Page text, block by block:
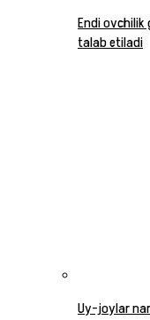
Endi
talab etiladi
Uy-joylar